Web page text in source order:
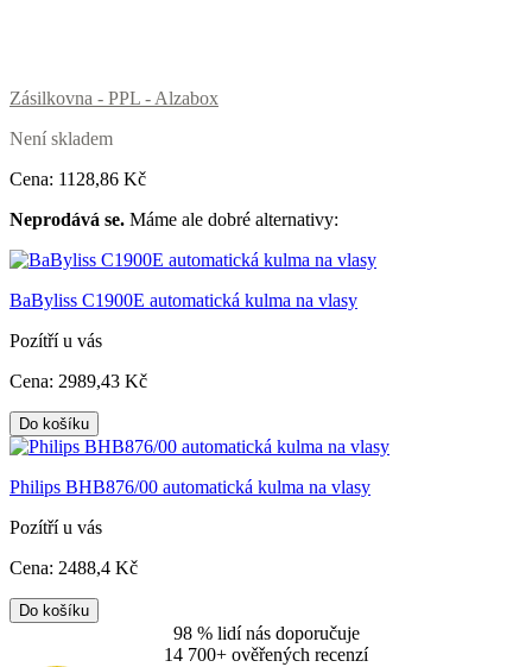
Zásilkovna - PPL - Alzabox
Není skladem
Cena: 1128,86 Kč
Neprodává se. Máme ale dobré alternativy:
BaByliss C1900E automatická kulma na vlasy
Pozítří u vás
Cena: 2989,43 Kč
Do košíku
Philips BHB876/00 automatická kulma na vlasy
Pozítří u vás
Cena: 2488,4 Kč
Do košíku
98 % lidí nás doporučuje
14 700+ ověřených recenzí